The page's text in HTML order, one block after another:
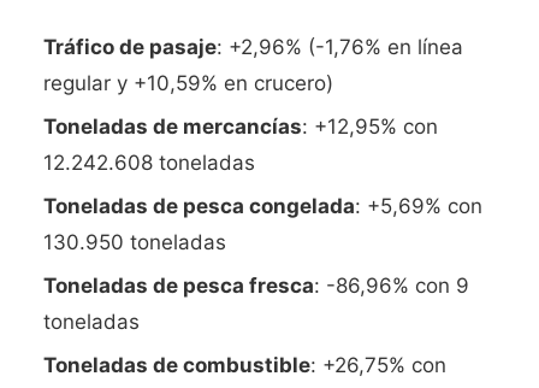
Tráfico de pasaje: +2,96% (-1,76% en línea
regular y +10,59% en crucero)
Toneladas de mercancías: +12,95% con
12.242.608 toneladas
Toneladas de pesca congelada: +5,69% con
130.950 toneladas
Toneladas de pesca fresca: -86,96% con 9
toneladas
Toneladas de combustible: +26,75% con